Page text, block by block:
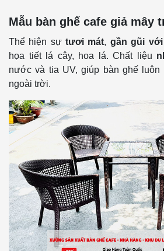
Mẫu bàn ghế cafe giả mây
Thể hiện sựtươi mát, gần gũi
họa tiết lá cây, hoa lá. Chất liệu
nước và tia UV, giúp bàn ghế
ngoài trời.